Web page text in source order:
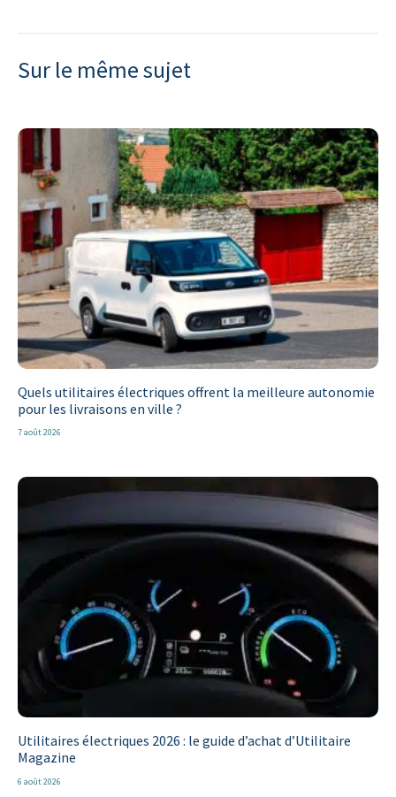
Sur le même sujet
Quels utilitaires électriques offrent la meilleure autonomie
pour les livraisons en ville ?
7 août 2026
Utilitaires électriques 2026 : le guide d’achat d’Utilitaire
Magazine
6 août 2026